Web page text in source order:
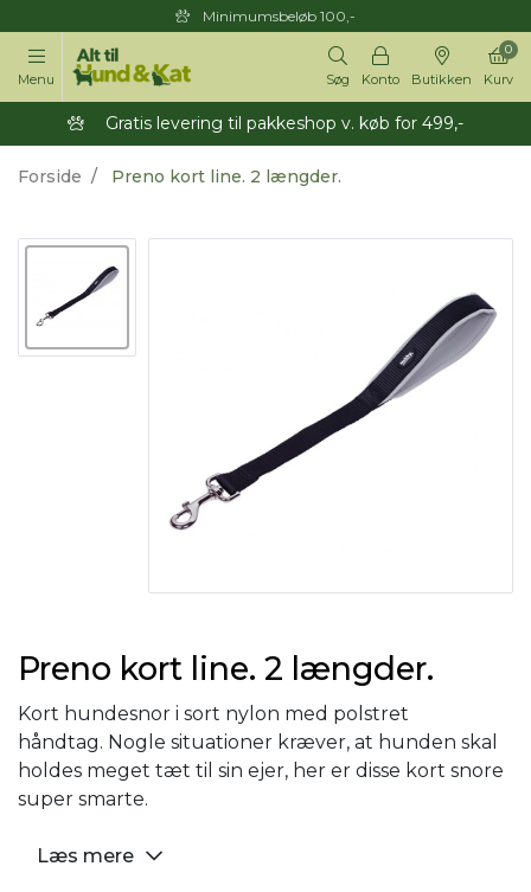
Minimumsbeløb 100,-
Menu Søg Konto Butikken Kurv
0
Gratis levering til pakkeshop v. køb for 499,-
Forside Preno kort line. 2 længder.
Preno kort line. 2 længder.
Kort hundesnor i sort nylon med polstret
håndtag. Nogle situationer kræver, at hunden skal
holdes meget tæt til sin ejer, her er disse kort snore
super smarte.
Læs mere